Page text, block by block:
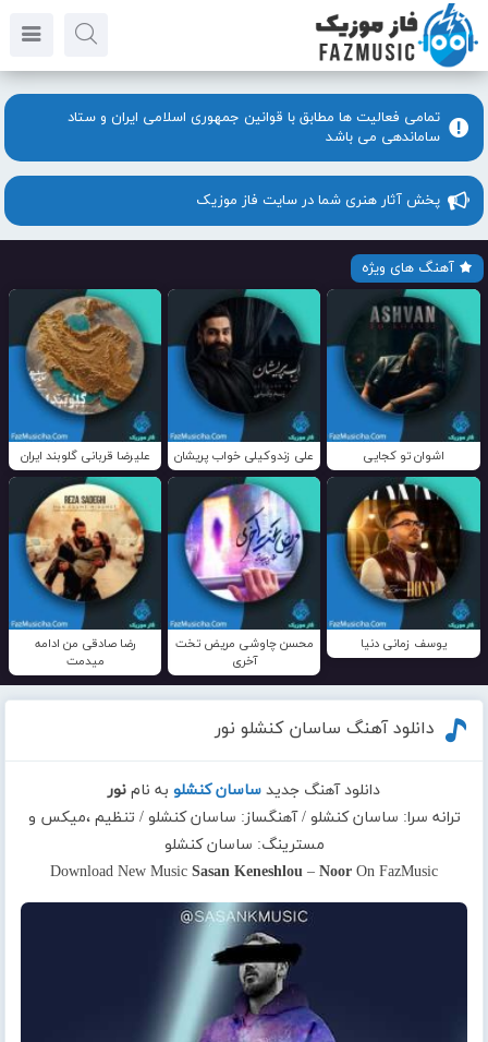
تمامی فعالیت ها مطابق با قوانین جمهوری اسلامی ایران و ستاد
ساماندهی می باشد
پخش آثار هنری شما در سایت فاز موزیک
آهنگ های ویژه
اشوان تو کجایی علی زندوکیلی خواب پریشان علیرضا قربانی گلوبند ایران
یوسف زمانی دنیا
محسن چاوشی مریض تخت
آخری
رضا صادقی من ادامه
میدمت
دانلود آهنگ ساسان کنشلو نور
دانلود آهنگ جدید ساسان کنشلو به نام نور
ترانه سرا: ساسان کنشلو / آهنگساز: ساسان کنشلو / تنظیم ،میکس و
مسترینگ: ساسان کنشلو
Download New Music Sasan Keneshlou – Noor On FazMusic